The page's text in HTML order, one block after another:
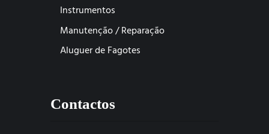
Instrumentos
Manutenção / Reparação
Aluguer de Fagotes
Contactos